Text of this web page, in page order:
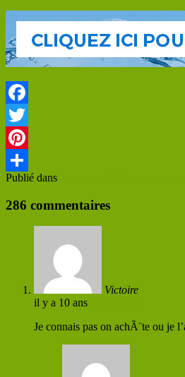
Facebook
Twitter
Pinterest
Partager
Publié dans
286 commentaires
Victoire
il y a 10 ans
Je connais pas on achÃ¨te ou je